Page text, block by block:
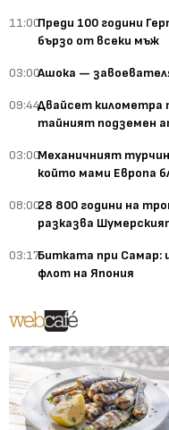
11:00Преди 100 години
бързо от всеки мъж
03:00Ашока —
09:44Двайсет километра
тайният подземен
03:00Механичният
който мами Европа
08:0028 800 години на
разказва
03:17Битката при Самар:
флот на Япония